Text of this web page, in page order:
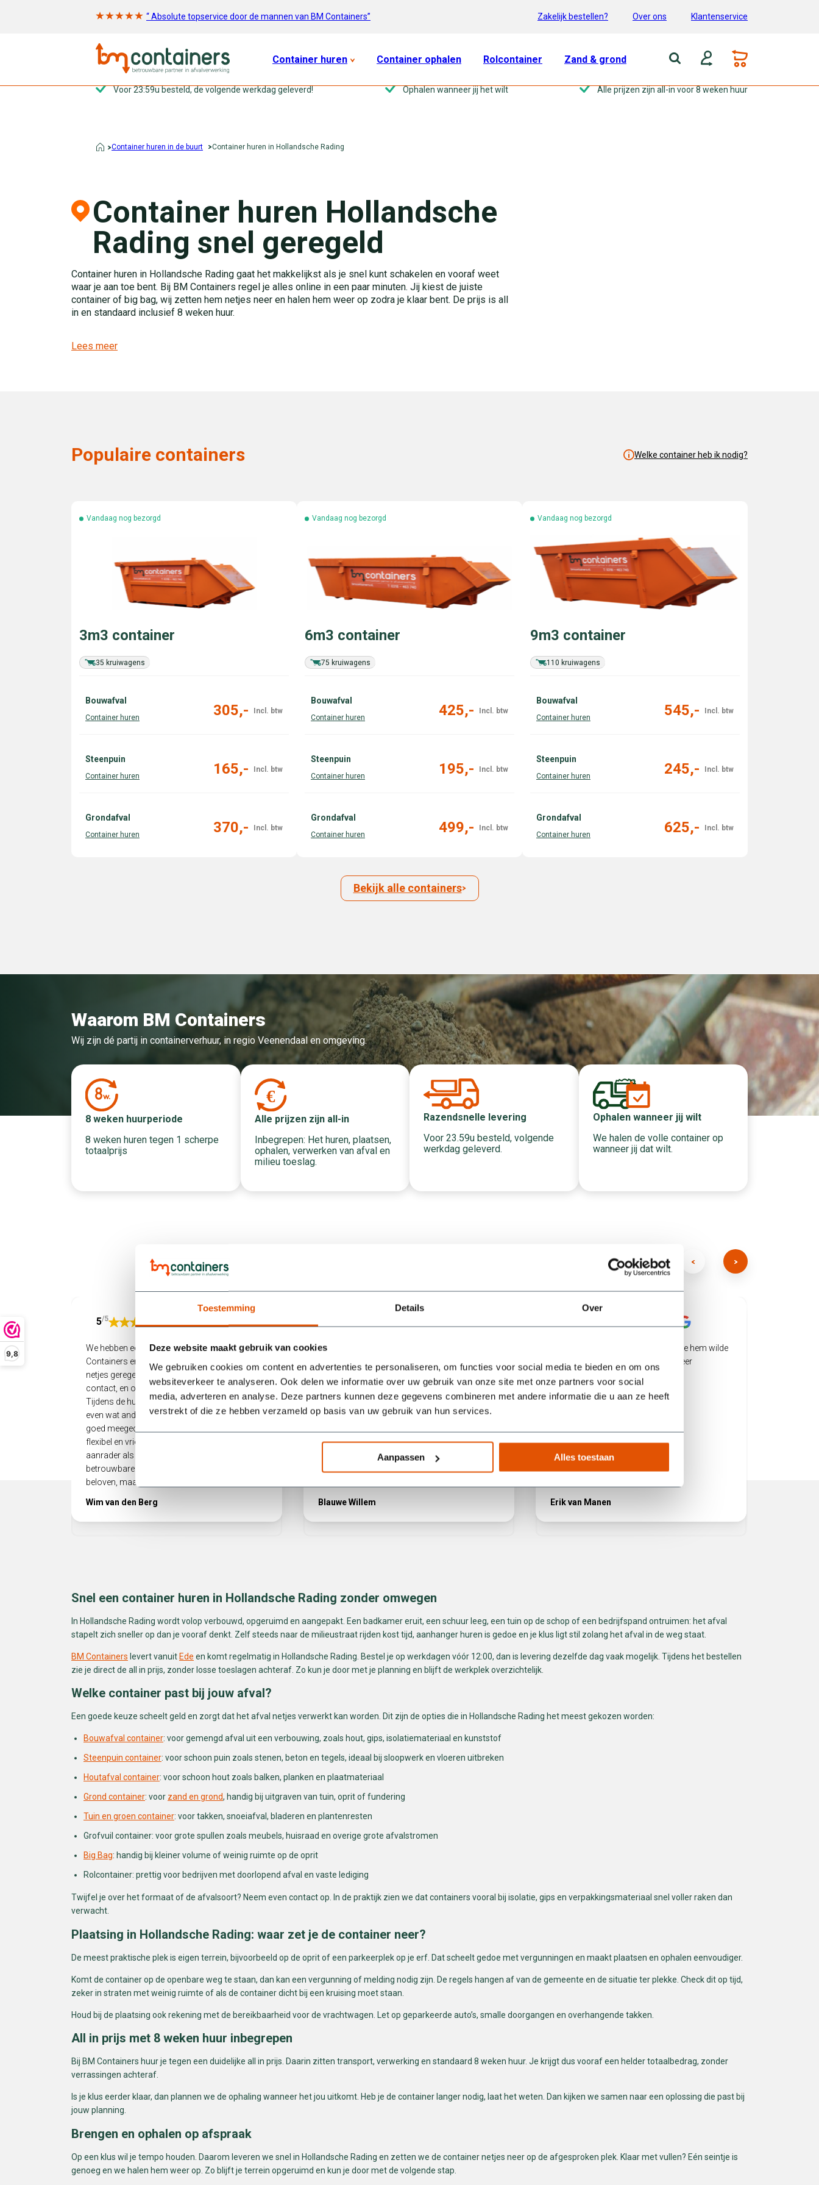
Toestemming Details Over
Deze website maakt gebruik van cookies
We gebruiken cookies om content en advertenties te personaliseren, om functies voor social media te bieden en om ons
websiteverkeer te analyseren. Ook delen we informatie over uw gebruik van onze site met onze partners voor social
media, adverteren en analyse. Deze partners kunnen deze gegevens combineren met andere informatie die u aan ze heeft
verstrekt of die ze hebben verzameld op basis van uw gebruik van hun services.
Aanpassen Alles toestaan
9,8
“ Absolute topservice door de mannen van BM Containers” Zakelijk bestellen? Over ons Klantenservice
Container huren Container ophalen Rolcontainer Zand & grond
Voor 23:59u besteld, de volgende werkdag geleverd! Ophalen wanneer jij het wilt Alle prijzen zijn all-in voor 8 weken huur
Container huren in de buurt Container huren in Hollandsche Rading
Container huren Hollandsche
Rading snel geregeld
Container huren in Hollandsche Rading gaat het makkelijkst als je snel kunt schakelen en vooraf weet
waar je aan toe bent. Bij BM Containers regel je alles online in een paar minuten. Jij kiest de juiste
container of big bag, wij zetten hem netjes neer en halen hem weer op zodra je klaar bent. De prijs is all
in en standaard inclusief 8 weken huur.
Lees meer
Populaire containers Welke container heb ik nodig?
Vandaag nog bezorgd
35 kruiwagens
3m3 container
Bouwafval
305,-
Steenpuin
165,-
Grondafval
370,-
Vandaag nog bezorgd
75 kruiwagens
6m3 container
Bouwafval
425,-
Steenpuin
195,-
Grondafval
499,-
Vandaag nog bezorgd
110 kruiwagens
9m3 container
Bouwafval
545,-
Steenpuin
245,-
Grondafval
625,-
Bekijk alle containers
Waarom BM Containers
Wij zijn dé partij in containerverhuur, in regio Veenendaal en omgeving.
8 weken huurperiode
8 weken huren tegen 1 scherpe
totaalprijs
Alle prijzen zijn all-in
Inbegrepen: Het huren, plaatsen,
ophalen, verwerken van afval en
milieu toeslag.
Razendsnelle levering
Voor 23.59u besteld, volgende
werkdag geleverd.
Ophalen wanneer jij wilt
We halen de volle container op
wanneer jij dat wilt.
5/5
We hebben een container gehuurd bij BM
Containers en zijn supertevreden. Alles werd
netjes geregeld: snel geleverd, makkelijk
contact, en ook het ophalen verliep soepel.
Tijdens de huurperiode liep het bij ons allemaal
even wat anders dan gepland, maar er werd
goed meegedacht. Heel prettig als een bedrijf zo
flexibel en vriendelijk met je omgaat! Echt een
aanrader als je op zoek bent naar een
betrouwbare partij die niet alleen doet wat ze
beloven, maar ook nog eens meedenkt.
Wim van den Berg
Containers werden super snel geleverd en na
een berichtje ook weer keurig optijd opgehaald.
Ook werden mijn vragen snel beantwoord. Als
je dus een afval container zoekt moet je bij deze
mensen zijn.
Blauwe Willem
Top geregeld bak neergezet waar we hem wilde
hebben en naar een belletje gelijk weer
Erik van Manen
Snel een container huren in Hollandsche Rading zonder omwegen
In Hollandsche Rading wordt volop verbouwd, opgeruimd en aangepakt. Een badkamer eruit, een schuur leeg, een tuin op de schop of een bedrijfspand ontruimen: het afval
stapelt zich sneller op dan je vooraf denkt. Zelf steeds naar de milieustraat rijden kost tijd, aanhanger huren is gedoe en je klus ligt stil zolang het afval in de weg staat.
BM Containers levert vanuitEde en komt regelmatig in Hollandsche Rading. Bestel je op werkdagen vóór 12:00, dan is levering dezelfde dag vaak mogelijk. Tijdens het bestellen
zie je direct de all in prijs, zonder losse toeslagen achteraf. Zo kun je door met je planning en blijft de werkplek overzichtelijk.
Welke container past bij jouw afval?
Een goede keuze scheelt geld en zorgt dat het afval netjes verwerkt kan worden. Dit zijn de opties die in Hollandsche Rading het meest gekozen worden:
Bouwafval container: voor gemengd afval uit een verbouwing, zoals hout, gips, isolatiemateriaal en kunststof
Steenpuin container: voor schoon puin zoals stenen, beton en tegels, ideaal bij sloopwerk en vloeren uitbreken
Houtafval container: voor schoon hout zoals balken, planken en plaatmateriaal
Grond container: voor zand en grond, handig bij uitgraven van tuin, oprit of fundering
Tuin en groen container: voor takken, snoeiafval, bladeren en plantenresten
Grofvuil container: voor grote spullen zoals meubels, huisraad en overige grote afvalstromen
Big Bag: handig bij kleiner volume of weinig ruimte op de oprit
Rolcontainer: prettig voor bedrijven met doorlopend afval en vaste lediging
Twijfel je over het formaat of de afvalsoort? Neem even contact op. In de praktijk zien we dat containers vooral bij isolatie, gips en verpakkingsmateriaal snel voller raken dan
verwacht.
Plaatsing in Hollandsche Rading: waar zet je de container neer?
De meest praktische plek is eigen terrein, bijvoorbeeld op de oprit of een parkeerplek op je erf. Dat scheelt gedoe met vergunningen en maakt plaatsen en ophalen eenvoudiger.
Komt de container op de openbare weg te staan, dan kan een vergunning of melding nodig zijn. De regels hangen af van de gemeente en de situatie ter plekke. Check dit op tijd,
zeker in straten met weinig ruimte of als de container dicht bij een kruising moet staan.
Houd bij de plaatsing ook rekening met de bereikbaarheid voor de vrachtwagen. Let op geparkeerde auto’s, smalle doorgangen en overhangende takken.
All in prijs met 8 weken huur inbegrepen
Bij BM Containers huur je tegen een duidelijke all in prijs. Daarin zitten transport, verwerking en standaard 8 weken huur. Je krijgt dus vooraf een helder totaalbedrag, zonder
verrassingen achteraf.
Is je klus eerder klaar, dan plannen we de ophaling wanneer het jou uitkomt. Heb je de container langer nodig, laat het weten. Dan kijken we samen naar een oplossing die past bij
jouw planning.
Brengen en ophalen op afspraak
Op een klus wil je tempo houden. Daarom leveren we snel in Hollandsche Rading en zetten we de container netjes neer op de afgesproken plek. Klaar met vullen? Eén seintje is
genoeg en we halen hem weer op. Zo blijft je terrein opgeruimd en kun je door met de volgende stap.